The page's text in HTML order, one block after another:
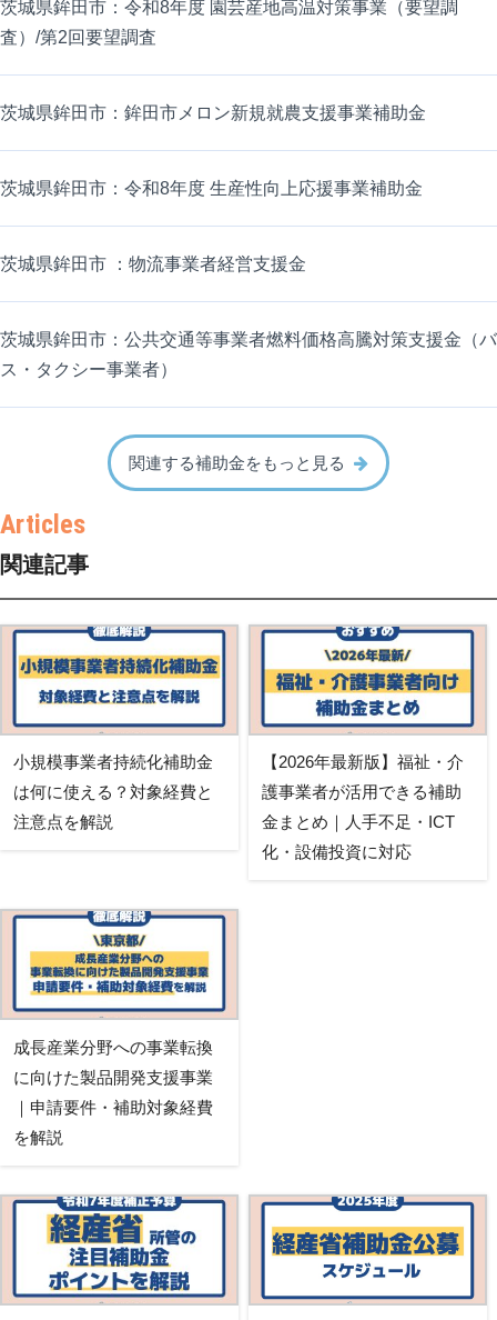
茨城県鉾田市：令和8年度 園芸産地高温対策事業（要望調
査）/第2回要望調査
茨城県鉾田市：鉾田市メロン新規就農支援事業補助金
茨城県鉾田市：令和8年度 生産性向上応援事業補助金
茨城県鉾田市 ：物流事業者経営支援金
茨城県鉾田市：公共交通等事業者燃料価格高騰対策支援金（バ
ス・タクシー事業者）
関連する補助金をもっと見る
関連記事
小規模事業者持続化補助金
は何に使える？対象経費と
注意点を解説
【2026年最新版】福祉・介
護事業者が活用できる補助
金まとめ｜人手不足・ICT
化・設備投資に対応
成長産業分野への事業転換
に向けた製品開発支援事業
｜申請要件・補助対象経費
を解説